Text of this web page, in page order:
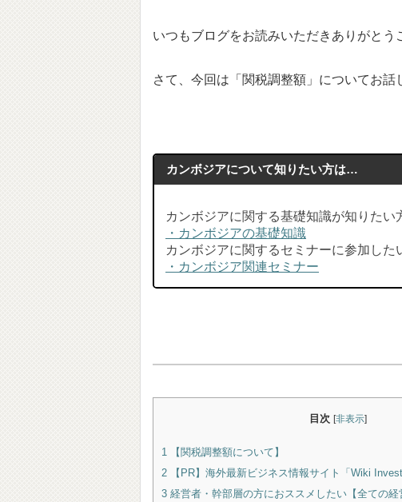
いつもブログをお読みいただきありがとう
さて、今回は「関税調整額」についてお話
カンボジアについて知りたい方は…
カンボジアに関する基礎知識が知りた
・カンボジアの基礎知識
カンボジアに関するセミナーに参加し
・カンボジア関連セミナー
目次 [非表示]
1
【関税調整額について】
2 【PR】海外最新ビジネス情報サイト「Wiki
3 経営者・幹部層の方におススメしたい【全ての経